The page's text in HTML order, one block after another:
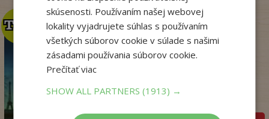
TOP
TOP
skúsenosti. Používaním našej webovej
lokality vyjadrujete súhlas s používaním
všetkých súborov cookie v súlade s našimi
zásadami používania súborov cookie.
Prečítať viac
SHOW ALL PARTNERS(1913) →